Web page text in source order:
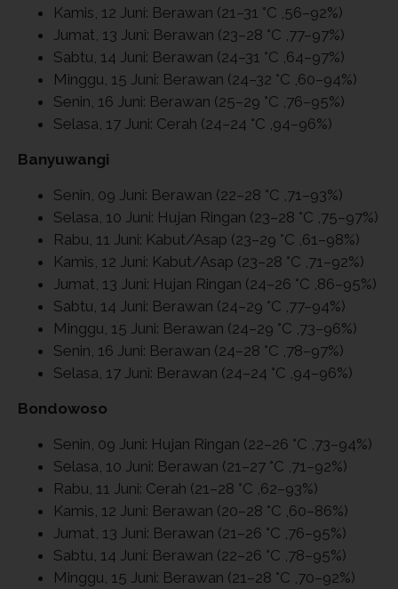
Kamis, 12 Juni: Berawan (21–31 °C ,56–92%)
Jumat, 13 Juni: Berawan (23–28 °C ,77–97%)
Sabtu, 14 Juni: Berawan (24–31 °C ,64–97%)
Minggu, 15 Juni: Berawan (24–32 °C ,60–94%)
Senin, 16 Juni: Berawan (25–29 °C ,76–95%)
Selasa, 17 Juni: Cerah (24–24 °C ,94–96%)
Banyuwangi
Senin, 09 Juni: Berawan (22–28 °C ,71–93%)
Selasa, 10 Juni: Hujan Ringan (23–28 °C ,75–97%)
Rabu, 11 Juni: Kabut/Asap (23–29 °C ,61–98%)
Kamis, 12 Juni: Kabut/Asap (23–28 °C ,71–92%)
Jumat, 13 Juni: Hujan Ringan (24–26 °C ,86–95%)
Sabtu, 14 Juni: Berawan (24–29 °C ,77–94%)
Minggu, 15 Juni: Berawan (24–29 °C ,73–96%)
Senin, 16 Juni: Berawan (24–28 °C ,78–97%)
Selasa, 17 Juni: Berawan (24–24 °C ,94–96%)
Bondowoso
Senin, 09 Juni: Hujan Ringan (22–26 °C ,73–94%)
Selasa, 10 Juni: Berawan (21–27 °C ,71–92%)
Rabu, 11 Juni: Cerah (21–28 °C ,62–93%)
Kamis, 12 Juni: Berawan (20–28 °C ,60–86%)
Jumat, 13 Juni: Berawan (21–26 °C ,76–95%)
Sabtu, 14 Juni: Berawan (22–26 °C ,78–95%)
Minggu, 15 Juni: Berawan (21–28 °C ,70–92%)